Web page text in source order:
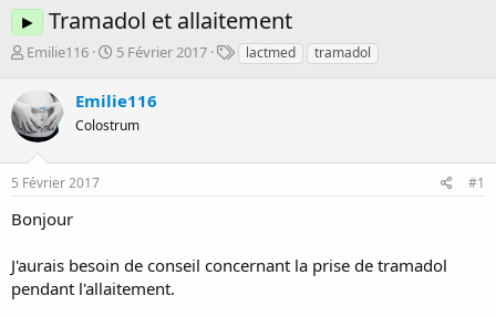
► Tramadol et allaitement
D
a
r
é
e
a
Emilie116
D
t
e
d
d
5 Février 2017
Tlactmed tramadol
Emilie116
Colostrum
5 Février 2017 #1
Bonjour
J'aurais besoin de conseil concernant la prise de tramadol
pendant l'allaitement.